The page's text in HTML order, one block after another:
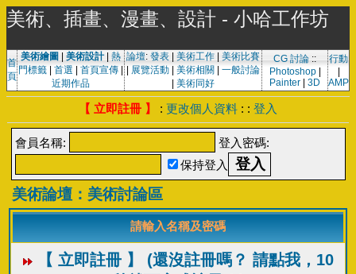
美術、插畫、漫畫、設計 - 小哈工作坊
首
頁
美術繪圖 美術設計| 熱
門標籤
首選 首頁宣傳
近期作品
論壇: 發表 美術工作
美術比賽
展覽活動 美術相關
一般討論
美術同好
CG 討論 ::
Photoshop|
Painter
3D
行動
AMP
【 立即註冊 】 : 更改個人資料 : : 登入
會員名稱:
登入密碼:
保持登入
美術論壇：美術討論區
請輸入名稱及密碼
【 立即註冊 】 (還沒註冊嗎？ 請點我，10